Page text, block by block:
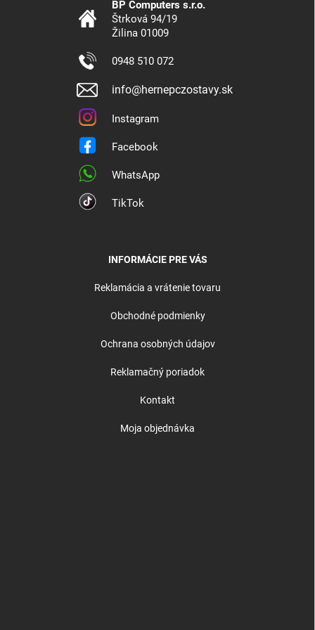
BP Computers s.r.o.
Štrková 94/19
Žilina 01009
0948 510 072
info@hernepczostavy.sk
Instagram
Facebook
WhatsApp
TikTok
INFORMÁCIE PRE VÁS
Reklamácia a vrátenie tovaru
Obchodné podmienky
Ochrana osobných údajov
Reklamačný poriadok
Kontakt
Moja objednávka